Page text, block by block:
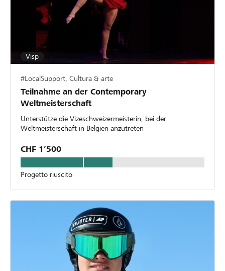
Visp
#LocalSupport, Cultura & arte
Teilnahme an der Contemporary
Weltmeisterschaft
Unterstütze die Vizeschweizermeisterin, bei der
Weltmeisterschaft in Belgien anzutreten
CHF 1’500
Progetto riuscito